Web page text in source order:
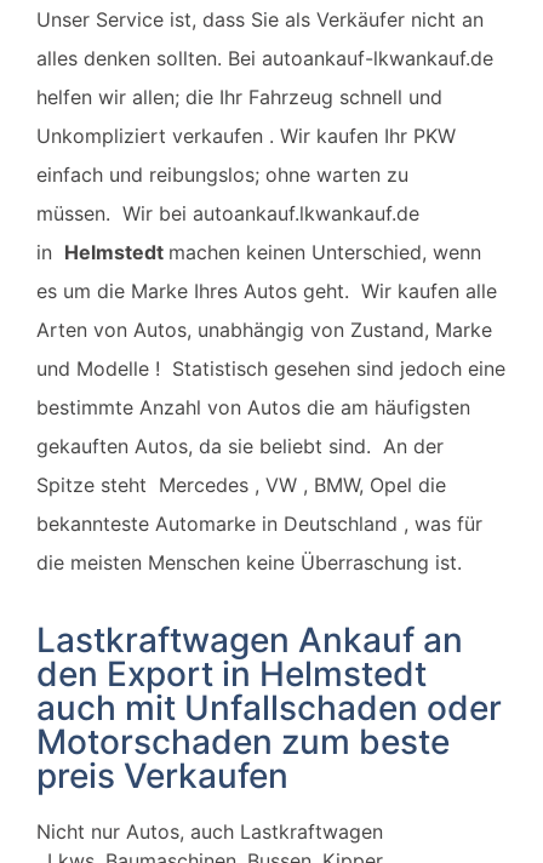
Unser Service ist, dass Sie als Verkäufer nicht an
alles denken sollten. Bei autoankauf-lkwankauf.de
helfen wir allen; die Ihr Fahrzeug schnell und
Unkompliziert verkaufen . Wir kaufen Ihr PKW
einfach und reibungslos; ohne warten zu
müssen. Wir bei autoankauf.lkwankauf.de
in Helmstedt machen keinen Unterschied, wenn
es um die Marke Ihres Autos geht. Wir kaufen alle
Arten von Autos, unabhängig von Zustand, Marke
und Modelle ! Statistisch gesehen sind jedoch eine
bestimmte Anzahl von Autos die am häufigsten
gekauften Autos, da sie beliebt sind. An der
Spitze steht Mercedes , VW , BMW, Opel die
bekannteste Automarke in Deutschland , was für
die meisten Menschen keine Überraschung ist.
Lastkraftwagen Ankauf an
den Export in Helmstedt
auch mit Unfallschaden oder
Motorschaden zum beste
preis Verkaufen
Nicht nur Autos, auch Lastkraftwagen